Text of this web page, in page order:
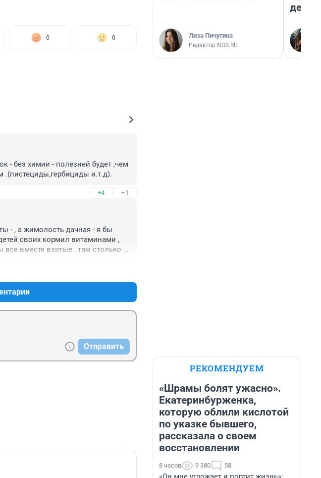
0 0
- без химии - полезней будет ,чем
.(пистециды,гербициды и.т.д).
+4 –1
- , а жимолость дачная - я бы
своих кормил витаминами ,
вместе взятые , там столько
Отправить
Лиза Пичугина
Редактор NGS.RU
РЕКОМЕНДУЕМ
«Шрамы болят ужасно».
Екатеринбурженка,
которую облили кислотой
по указке бывшего,
рассказала о своем
восстановлении
8 часов 9 380 58